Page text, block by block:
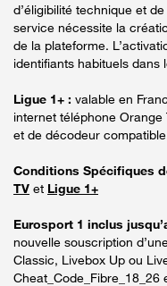
d’éligibilité technique et
service nécessite la
de la plateforme.
identifiants habituels dans
Ligue 1+ : valable en
internet téléphone Orange
et de décodeur
Conditions Spécifiques
TV et Ligue 1+
Eurosport 1 inclus
nouvelle souscription
Classic, Livebox Up ou